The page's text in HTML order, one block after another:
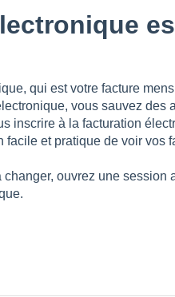
qui est votre facture
vous sauvez des
inscrire à la facturation
facile et pratique de voir vos
ouvrez une session